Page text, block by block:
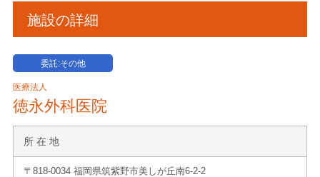
施設の詳細
委託:その他
医療法人
徳永外科医院
所 在 地
〒818-0034 福岡県筑紫野市美しが丘南6-2-2